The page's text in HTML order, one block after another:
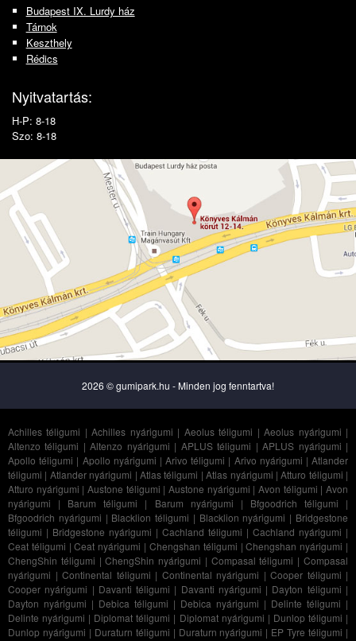
Budapest IX. Lurdy ház
Tárnok
Keszthely
Rédics
Nyitvatartás:
H-P: 8-18
Szo: 8-18
2026 © gumipark.hu - Minden jog fenntartva!
Achilles téligumi |Achilles nyárigumi | Aeolus téligumi |Aeolus nyárigumi |
Altenzo téligumi |Altenzo nyárigumi | APLUS téligumi |APLUS nyárigumi |
Apollo téligumi | Apollo nyárigumi |Arivo téligumi | Arivo nyárigumi |Atlander
téligumi | Atlander nyárigumi | Atlas téligumi |Atlas nyárigumi |Atturo téligumi |
Atturo nyárigumi |Austone téligumi |Austone nyárigumi |Avon téligumi |Avon
nyárigumi | Barum téligumi | Barum nyárigumi | Bfgoodrich téligumi |
Bfgoodrich nyárigumi | Blacklion téligumi | Blacklion nyárigumi | Bridgestone
téligumi | Bridgestone nyárigumi | Cachland téligumi | Cachland nyárigumi |
Ceat téligumi |Ceat nyárigumi | Chengshan téligumi |Chengshan nyárigumi |
ChengShin téligumi |ChengShin nyárigumi | Compasal téligumi |Compasal
nyárigumi | Continental téligumi | Continental nyárigumi | Cooper téligumi |
Cooper nyárigumi | Davanti téligumi | Davanti nyárigumi | Dayton téligumi |
Dayton nyárigumi | Debica téligumi | Debica nyárigumi | Delinte téligumi |
Delinte nyárigumi | Diplomat téligumi | Diplomat nyárigumi | Dunlop téligumi |
Dunlop nyárigumi | Duraturn téligumi | Duraturn nyárigumi | EP Tyre téligumi |